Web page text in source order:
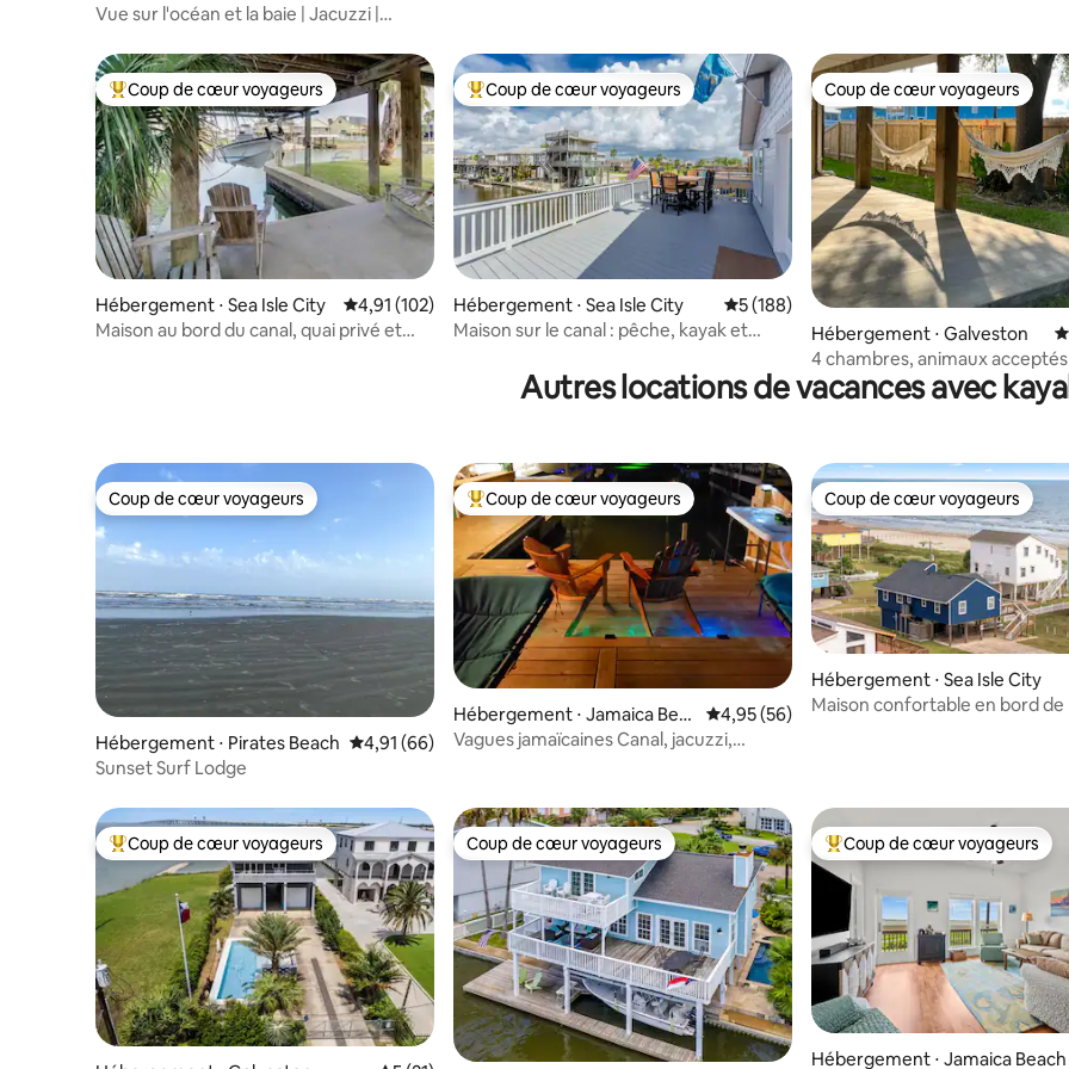
Vue sur l'océan et la baie | Jacuzzi |
Coups de cœur voyageurs les plus appréciés
Coup de cœur voyageurs
Hébergement ⋅ Sea Isle City Évaluation moyenne sur la base de 102 commentaires : 4,91 sur 5
4,91 (102)
Maison au bord du canal, quai privé et
Coups de cœur voyageurs les plus appréciés
Coup de cœur voyageurs
Hébergement ⋅ Sea Isle City Évaluation moyenne sur la base de 188
5 (188)
Maison sur le canal : pêche, kayak et
Coup de cœur voyageurs
Coup de cœur voyageurs
Hébergement ⋅ Galveston
4 chambres, animaux
Équipement de plage * Cour
Autres locations de vacances avec
Coup de cœur voyageurs
Coup de cœur voyageurs
Hébergement ⋅ Pirates Beach Évaluation moyenne sur la base de 66 commentaires : 4,91 sur 5
4,91 (66)
Sunset Surf Lodge
Coups de cœur voyageurs les plus appréciés
Coup de cœur voyageurs
Hébergement ⋅ Jamaica Bea
ch
Évaluation moyenne sur la base de 56
4,95 (56)
Vagues jamaïcaines Canal, jacuzzi,
Coup de cœur voyageurs
Coup de cœur voyageurs
Hébergement ⋅ Sea Isle City
Maison confortable en bord de
Coups de cœur voyageurs les plus appréciés
Coup de cœur voyageurs Coup de cœur voyageurs
Coup de cœur voyageurs Coups de cœur voyageurs les
Coup de cœur voyageurs
Hébergement ⋅ Jamaica Beach